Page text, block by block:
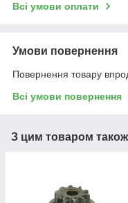
Всі умови оплати
Умови повернення
Повернення товару
Всі умови повернення
З цим товаром